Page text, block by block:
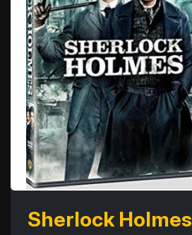
Sherlock Holmes